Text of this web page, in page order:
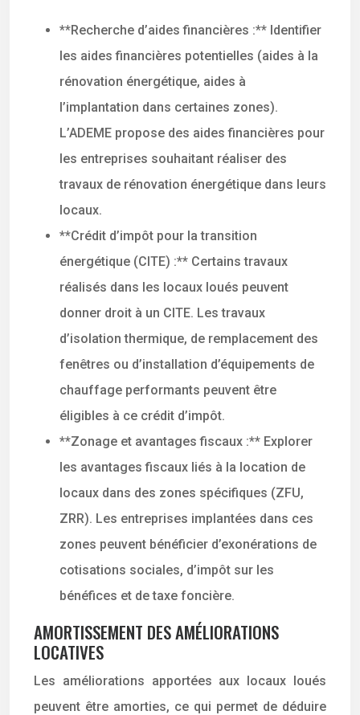
**Recherche d’aides financières :** Identifier
les aides financières potentielles (aides à la
rénovation énergétique, aides à
l’implantation dans certaines zones).
L’ADEME propose des aides financières pour
les entreprises souhaitant réaliser des
travaux de rénovation énergétique dans leurs
locaux.
**Crédit d’impôt pour la transition
énergétique (CITE) :** Certains travaux
réalisés dans les locaux loués peuvent
donner droit à un CITE. Les travaux
d’isolation thermique, de remplacement des
fenêtres ou d’installation d’équipements de
chauffage performants peuvent être
éligibles à ce crédit d’impôt.
**Zonage et avantages fiscaux :** Explorer
les avantages fiscaux liés à la location de
locaux dans des zones spécifiques (ZFU,
ZRR). Les entreprises implantées dans ces
zones peuvent bénéficier d’exonérations de
cotisations sociales, d’impôt sur les
bénéfices et de taxe foncière.
AMORTISSEMENT DES AMÉLIORATIONS
LOCATIVES
Les améliorations apportées aux locaux loués
peuvent être amorties, ce qui permet de déduire